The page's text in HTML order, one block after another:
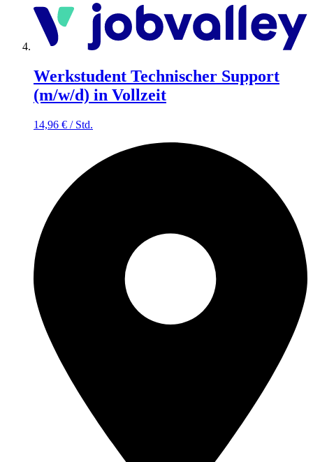
Werkstudent Technischer Support
(m/w/d) in Vollzeit
14,96 € / Std.